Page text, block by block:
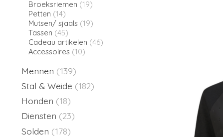
Broeksriemen (19)
Petten (14)
Mutsen/ sjaals (19)
Tassen (45)
Cadeau artikelen (46)
Accessoires (10)
Mennen (139)
Stal & Weide (182)
Honden (18)
Diensten (23)
Solden (178)